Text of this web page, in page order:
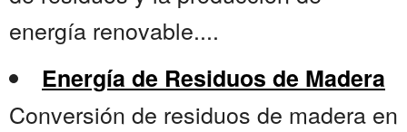
energía renovable....
Energía de Residuos de Madera
Conversión de residuos de madera en